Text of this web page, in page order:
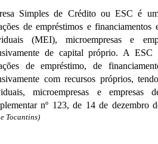
Simples de Crédito ou ESC é
de empréstimos e financiamentos
(MEI), microempresas e
de capital próprio. A
de empréstimo, de
com recursos próprios,
microempresas e
nº 123, de 14 de dezembro
Tocantins)